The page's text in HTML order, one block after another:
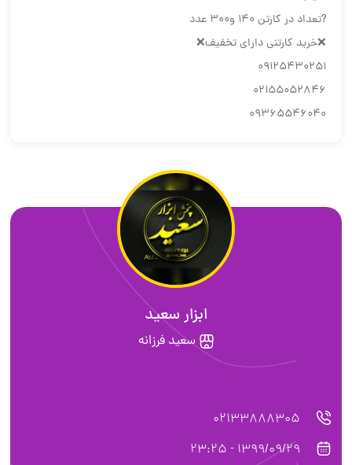
?تعداد در كارتن ١٤٠ و۳۰۰ عدد
❌خريد كارتني داراي تخفيف❌
09125430251
02155052846
09365546040
ابزار سعید
سعید فرزانه
02133888305
1399/09/29 - 23:25